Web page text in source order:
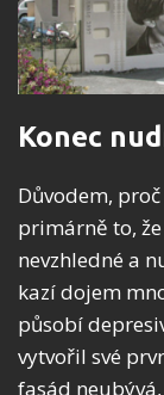
Konec
Důvodem,
primárně to,
nevzhledné a
kazí dojem
působí
vytvořil své
fasád